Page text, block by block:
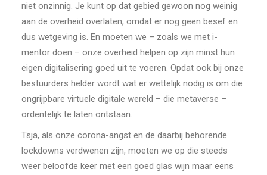
niet onzinnig. Je kunt op dat gebied gewoon nog weinig
aan de overheid overlaten, omdat er nog geen besef en
dus wetgeving is. En moeten we – zoals we met i-
mentor doen – onze overheid helpen op zijn minst hun
eigen digitalisering goed uit te voeren. Opdat ook bij onze
bestuurders helder wordt wat er wettelijk nodig is om die
ongrijpbare virtuele digitale wereld – die metaverse –
ordentelijk te laten ontstaan.
Tsja, als onze corona-angst en de daarbij behorende
lockdowns verdwenen zijn, moeten we op die steeds
weer beloofde keer met een goed glas wijn maar eens